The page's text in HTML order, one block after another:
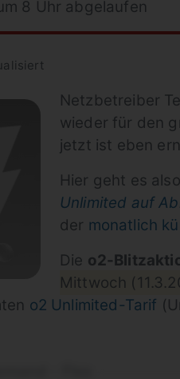
8 Uhr abgelaufen
Netzbetreiber
wieder für den
jetzt ist eben
Hier geht es
Unlimited auf
der monatlich
Die o2-
Mittwoch
o2 Unlimited-Tarif